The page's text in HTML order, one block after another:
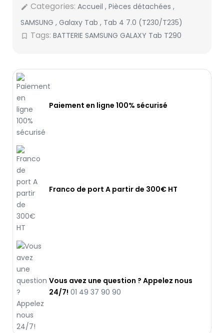
edit Categories: Accueil , Pièces détachées ,
SAMSUNG , Galaxy Tab , Tab 4 7.0 (T230/T235)
bookmark_border Tags: BATTERIE SAMSUNG GALAXY Tab T290
Paiement en ligne 100% sécurisé
Franco de port A partir de 300€ HT
Vous avez une question ? Appelez nous
24/7! 01 49 37 90 90